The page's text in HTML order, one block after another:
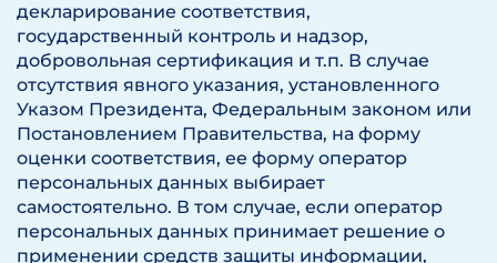
декларирование соответствия,
государственный контроль и надзор,
добровольная сертификация и т.п. В случае
отсутствия явного указания, установленного
Указом Президента, Федеральным законом или
Постановлением Правительства, на форму
оценки соответствия, ее форму оператор
персональных данных выбирает
самостоятельно. В том случае, если оператор
персональных данных принимает решение о
применении средств защиты информации,